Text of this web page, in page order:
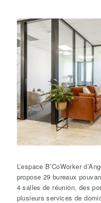
L’espace B’CoWorker
propose 29 bureaux
4 salles de réunion, des
plusieurs services de